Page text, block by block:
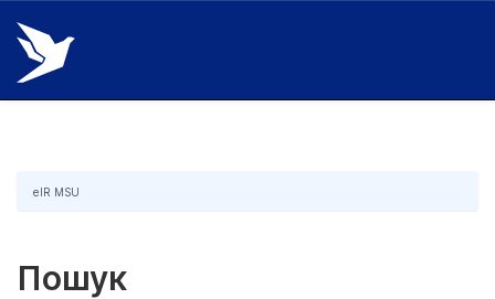
Skip
navigation
eIR MSU
Пошук